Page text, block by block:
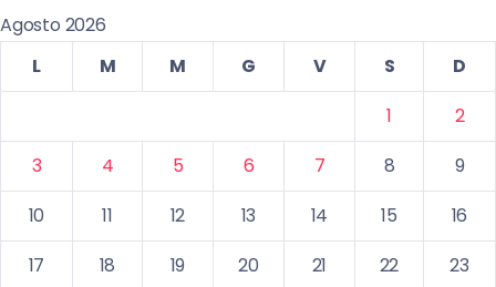
Agosto 2026
L
M M G V S
D
1
2
3
4 5 6 7 8
9
10
11 12 13 14 15
16
17
18 19 20 21 22
23